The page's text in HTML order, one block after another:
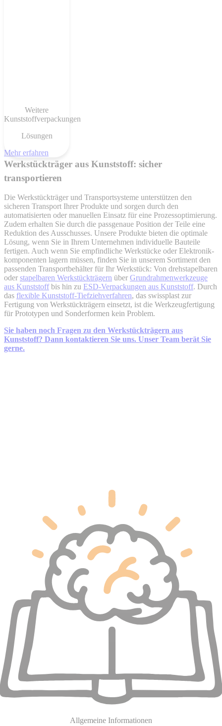
Weitere
Kunststoffverpackungen
Lösungen
Mehr erfahren
Werkstückträger aus Kunststoff: sicher
transportieren
Die Werkstückträger und Transport­systeme unterstützen den
sicheren Transport Ihrer Produkte und sorgen durch den
automatisierten oder manuellen Einsatz für eine Prozess­optimierung.
Zudem erhalten Sie durch die passgenaue Position der Teile eine
Reduktion des Ausschusses. Unsere Produkte bieten die optimale
Lösung, wenn Sie in Ihrem Unternehmen individuelle Bauteile
fertigen. Auch wenn Sie empfindliche Werkstücke oder Elektronik­
komponenten lagern müssen, finden Sie in unserem Sortiment den
passenden Transport­behälter für Ihr Werkstück: Von drehstapelbaren
oder stapelbaren Werkstückträgern über Grundrahmenwerkzeuge
aus Kunststoffbis hin zu ESD-Verpackungen aus Kunststoff. Durch
das flexible Kunststoff-Tiefziehverfahren, das swissplast zur
Fertigung von Werkstück­trägern einsetzt, ist die Werkzeug­fertigung
für Prototypen und Sonderformen kein Problem.
Sie haben noch Fragen zu den Werkstückträgern aus
Kunststoff? Dann kontaktieren Sie uns. Unser Team berät Sie
gerne.
Allgemeine Informationen